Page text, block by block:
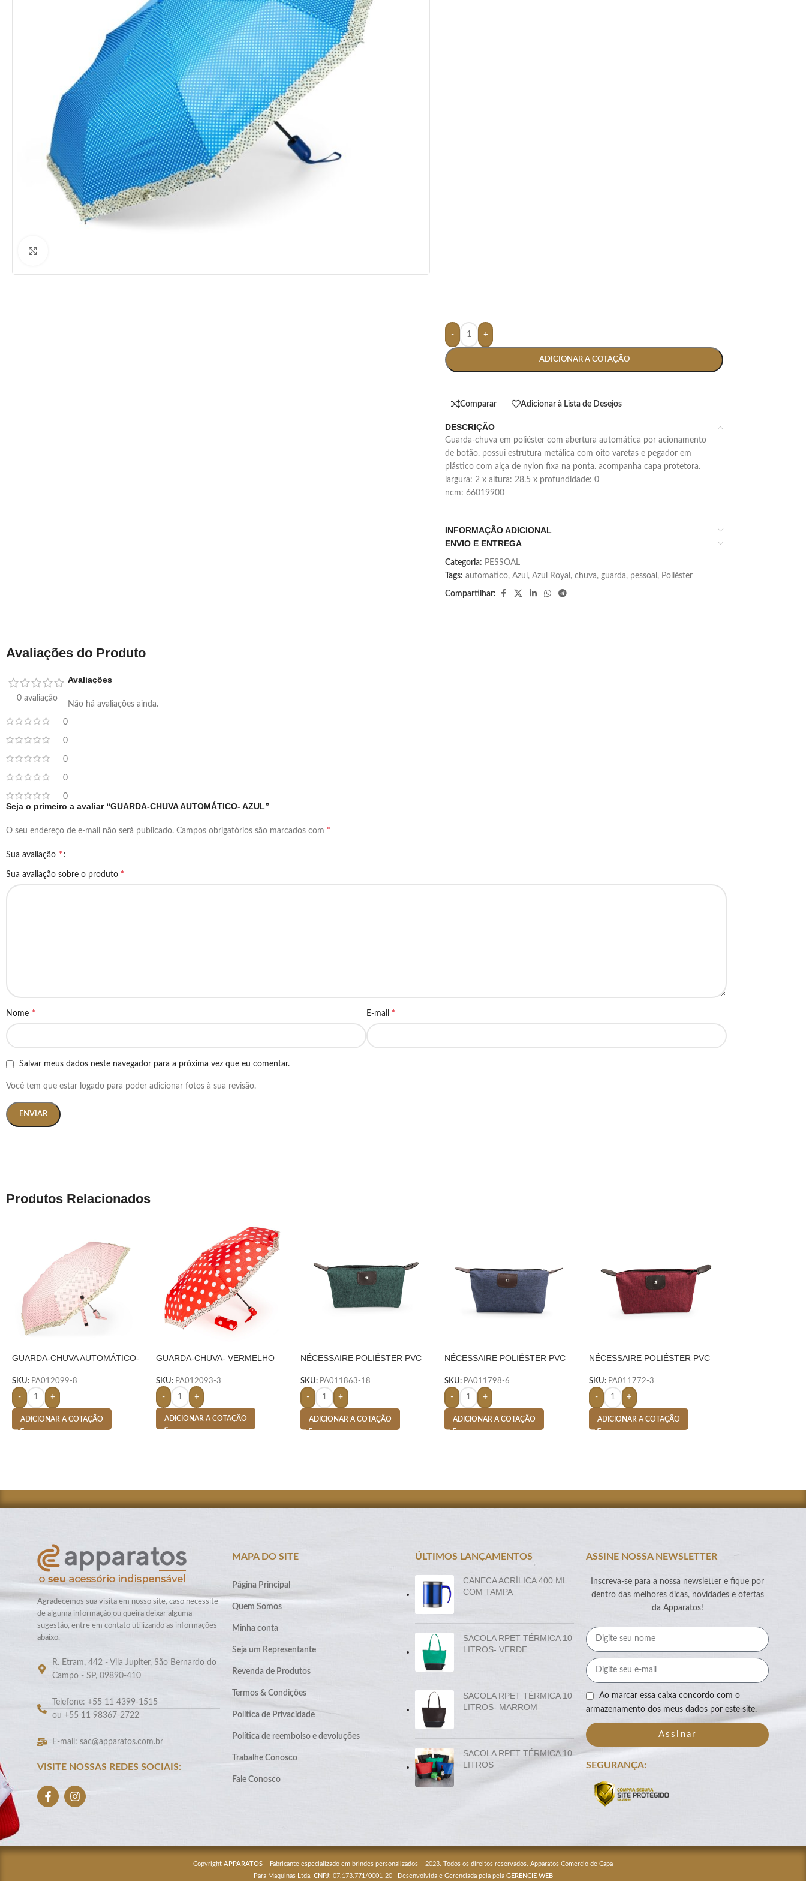
- +
ADICIONAR A COTAÇÃO
Comparar Adicionar à Lista de Desejos
DESCRIÇÃO
guarda-chuva em poliéster com abertura automática por acionamento
de botão. possui estrutura metálica com oito varetas e pegador em
plástico com alça de nylon fixa na ponta. acompanha capa protetora.
largura: 2 x altura: 28.5 x profundidade: 0
ncm: 66019900
INFORMAÇÃO ADICIONAL
ENVIO E ENTREGA
Categoria: PESSOAL
Tags: automatico, Azul , Azul Royal , chuva, guarda, pessoal , Poliéster
Compartilhar:
Avaliações do Produto
0 avaliação
0
0
0
0
0
Avaliações
Não há avaliações ainda.
Seja o primeiro a avaliar “GUARDA-CHUVA AUTOMÁTICO- AZUL”
O seu endereço de e-mail não será publicado. Campos obrigatórios são marcados com *
Sua avaliação *
Sua avaliação sobre o produto *
Nome * E-mail *
Salvar meus dados neste navegador para a próxima vez que eu comentar.
Você tem que estar logado para poder adicionar fotos à sua revisão.
Produtos Relacionados
GUARDA-CHUVA AUTOMÁTICO-
SKU: PA012099-8
- +
ADICIONAR A COTAÇÃO
GUARDA-CHUVA- VERMELHO
SKU: PA012093-3
- +
ADICIONAR A COTAÇÃO
NÉCESSAIRE POLIÉSTER PVC
SKU: PA011863-18
- +
ADICIONAR A COTAÇÃO
NÉCESSAIRE POLIÉSTER PVC
SKU: PA011798-6
- +
ADICIONAR A COTAÇÃO
NÉCESSAIRE POLIÉSTER PVC
SKU: PA011772-3
- +
ADICIONAR A COTAÇÃO
Agradecemos sua visita em nosso site, caso necessite
de alguma informação ou queira deixar alguma
sugestão, entre em contato utilizando as informações
abaixo.
R. Etram, 442 - Vila Jupiter, São Bernardo do
Campo - SP, 09890-410
Telefone: +55 11 4399-1515
ou +55 11 98367-2722
E-mail: sac@apparatos.com.br
VISITE NOSSAS REDES SOCIAIS:
MAPA DO SITE
Página Principal
Quem Somos
Minha conta
Seja um Representante
Revenda de Produtos
Termos & Condições
Política de Privacidade
Política de reembolso e devoluções
Trabalhe Conosco
Fale Conosco
ÚLTIMOS LANÇAMENTOS
CANECA ACRÍLICA 400 ML
COM TAMPA
SACOLA RPET TÉRMICA 10
LITROS- VERDE
SACOLA RPET TÉRMICA 10
LITROS- MARROM
SACOLA RPET TÉRMICA 10
LITROS
ASSINE NOSSA NEWSLETTER
Inscreva-se para a nossa newsletter e fique por
dentro das melhores dicas, novidades e ofertas
da Apparatos!
Ao marcar essa caixa concordo com o
armazenamento dos meus dados por este site.
Assinar
SEGURANÇA:
Copyright APPARATOS – Fabricante especializado em brindes personalizados – 2023. Todos os direitos reservados. Apparatos Comercio de Capa
Para Maquinas Ltda. CNPJ: 07.173.771/0001-20 | Desenvolvida e Gerenciada pela pela GERENCIE WEB